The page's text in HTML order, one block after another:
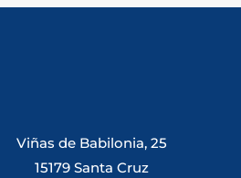
Viñas de Babilonia, 25
15179 Santa Cruz